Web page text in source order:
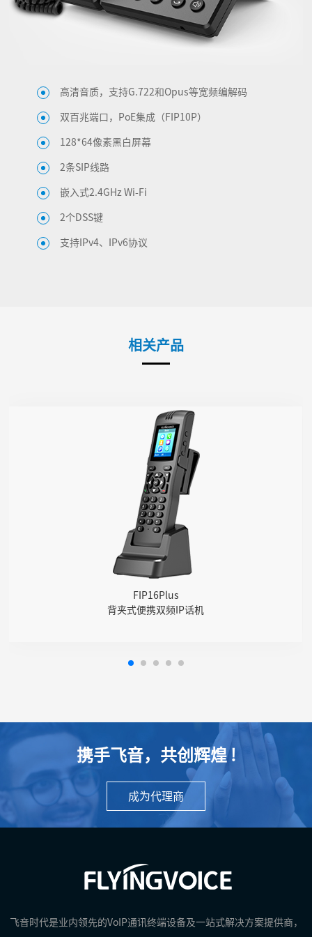
高清音质，支持G.722和Opus等宽频编解码
双百兆端口，PoE集成（FIP10P）
128*64像素黑白屏幕
2条SIP线路
嵌入式2.4GHz Wi-Fi
2个DSS键
支持IPv4、IPv6协议
相关产品
FIP16Plus
背夹式便携双频IP话机
FIP16Plus
● 2.4GHz/5GHz Wi-Fi接入
● 支持IEEE802.11k/r，实现跨AP快速漫游
● 4000mA大容量电池，支持120小时待机，12小时通话
携手飞音，共创辉煌 !
成为代理商
飞音时代是业内领先的VoIP通讯终端设备及一站式解决方案提供商，